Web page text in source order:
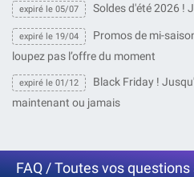
expiré le 05/07 Soldes d'été 2026 !
expiré le 19/04
Promos de mi-
loupez pas l’offre du moment
expiré le 01/12
Black Friday !
maintenant ou jamais
FAQ / Toutes vos questions